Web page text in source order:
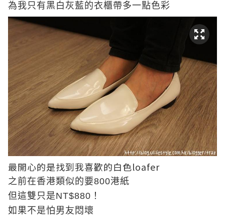
為我只有黑白灰藍的衣櫃帶多一點色彩
最開心的是找到我喜歡的白色loafer
之前在香港類似的要800港紙
但這雙只是NT$880！
如果不是怕男友悶壞